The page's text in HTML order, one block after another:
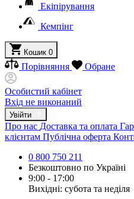
Екіпірування
Кемпінг
Кошик 0
Порівняння Обране
Особистий кабінет
Вхід не виконаний
Увійти
Про нас Доставка та оплата
клієнтам Публічна оферта
0 800 750 211
Безкоштовно по Україні
9:00 - 17:00
Вихідні: субота та неділя